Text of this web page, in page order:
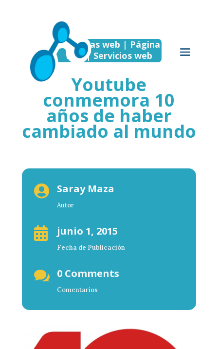
Empresas web | Página
web | Servicios web
Youtube
conmemora 10
años de haber
cambiado al mundo
 Saray Maza
Autor
 junio 1, 2015
Fecha de Publicación
 0 Comments
Comentarios